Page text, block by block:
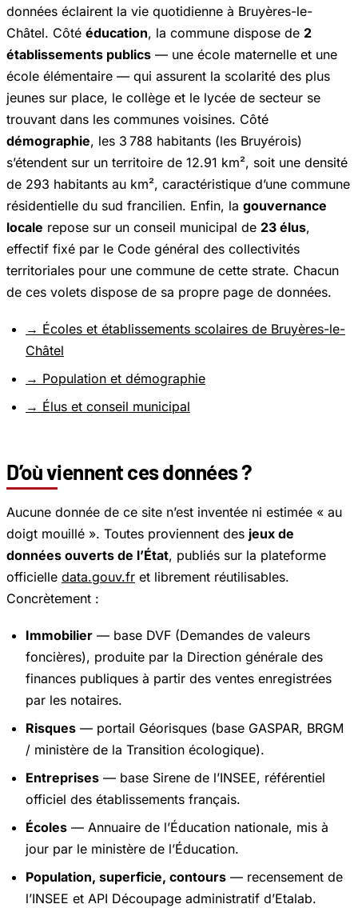
données éclairent la vie quotidienne à Bruyères-le-
Châtel. Côté éducation, la commune dispose de 2
établissements publics — une école maternelle et une
école élémentaire — qui assurent la scolarité des plus
jeunes sur place, le collège et le lycée de secteur se
trouvant dans les communes voisines. Côté
démographie, les 3 788 habitants (les Bruyérois)
s’étendent sur un territoire de 12.91 km², soit une densité
de 293 habitants au km², caractéristique d’une commune
résidentielle du sud francilien. Enfin, la gouvernance
locale repose sur un conseil municipal de 23 élus,
effectif fixé par le Code général des collectivités
territoriales pour une commune de cette strate. Chacun
de ces volets dispose de sa propre page de données.
→ Écoles et établissements scolaires de Bruyères-le-
Châtel
→ Population et démographie
→ Élus et conseil municipal
D’où viennent ces données ?
Aucune donnée de ce site n’est inventée ni estimée « au
doigt mouillé ». Toutes proviennent des jeux de
données ouverts de l’État, publiés sur la plateforme
officielle data.gouv.fr et librement réutilisables.
Concrètement :
Immobilier — base DVF (Demandes de valeurs
foncières), produite par la Direction générale des
finances publiques à partir des ventes enregistrées
par les notaires.
Risques — portail Géorisques (base GASPAR, BRGM
/ ministère de la Transition écologique).
Entreprises — base Sirene de l’INSEE, référentiel
officiel des établissements français.
Écoles — Annuaire de l’Éducation nationale, mis à
jour par le ministère de l’Éducation.
Population, superficie, contours — recensement de
l’INSEE et API Découpage administratif d’Etalab.